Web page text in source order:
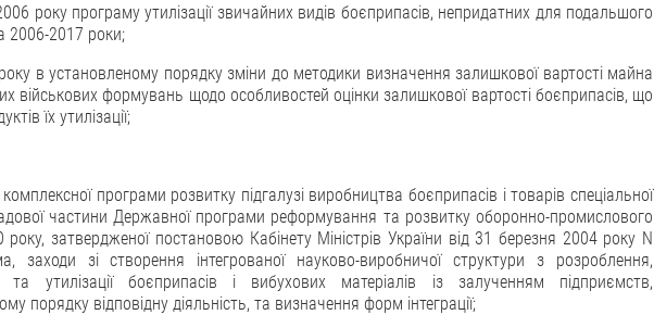
року програму утилізації звичайних видів боєприпасів, непридатних для подальшого
2006-2017 роки;
в установленому порядку зміни до методики визначення залишкової вартості майна
військових формувань щодо особливостей оцінки залишкової вартості боєприпасів, що
їх утилізації;
програми розвитку підгалузі виробництва боєприпасів і товарів спеціальної
частини Державної програми реформування та розвитку оборонно-промислового
затвердженої постановою Кабінету Міністрів України від 31 березня 2004 року N
заходи зі створення інтегрованої науково-виробничої структури з розроблення,
утилізації боєприпасів і вибухових матеріалів із залученням підприємств,
порядку відповідну діяльність, та визначення форм інтеграції;